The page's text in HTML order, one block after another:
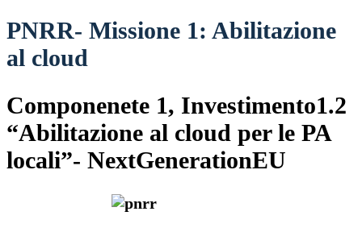
PNRR- Missione 1: Abilitazione
al cloud
Componenete 1, Investimento1.2
“Abilitazione al cloud per le PA
locali”- NextGenerationEU